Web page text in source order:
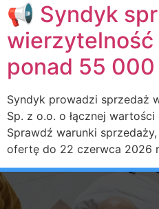
📢 Syndyk
ponad 55 000
Syndyk prowadzi sprzedaż
Sp. z o.o. o łącznej
Sprawdź warunki
ofertę do 22 czerwca 2026